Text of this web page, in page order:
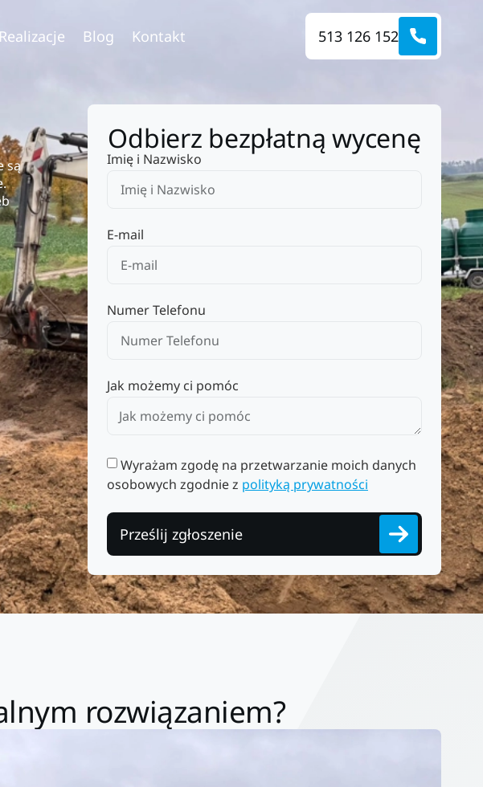
Realizacje Blog Kontakt 513 126 152
są
Odbierz bezpłatną wycenę
Imię i Nazwisko
E-mail
Numer Telefonu
Jak możemy ci pomóc
Wyrażam zgodę na przetwarzanie moich danych
osobowych zgodnie z polityką prywatności
Prześlij zgłoszenie
rozwiązaniem?